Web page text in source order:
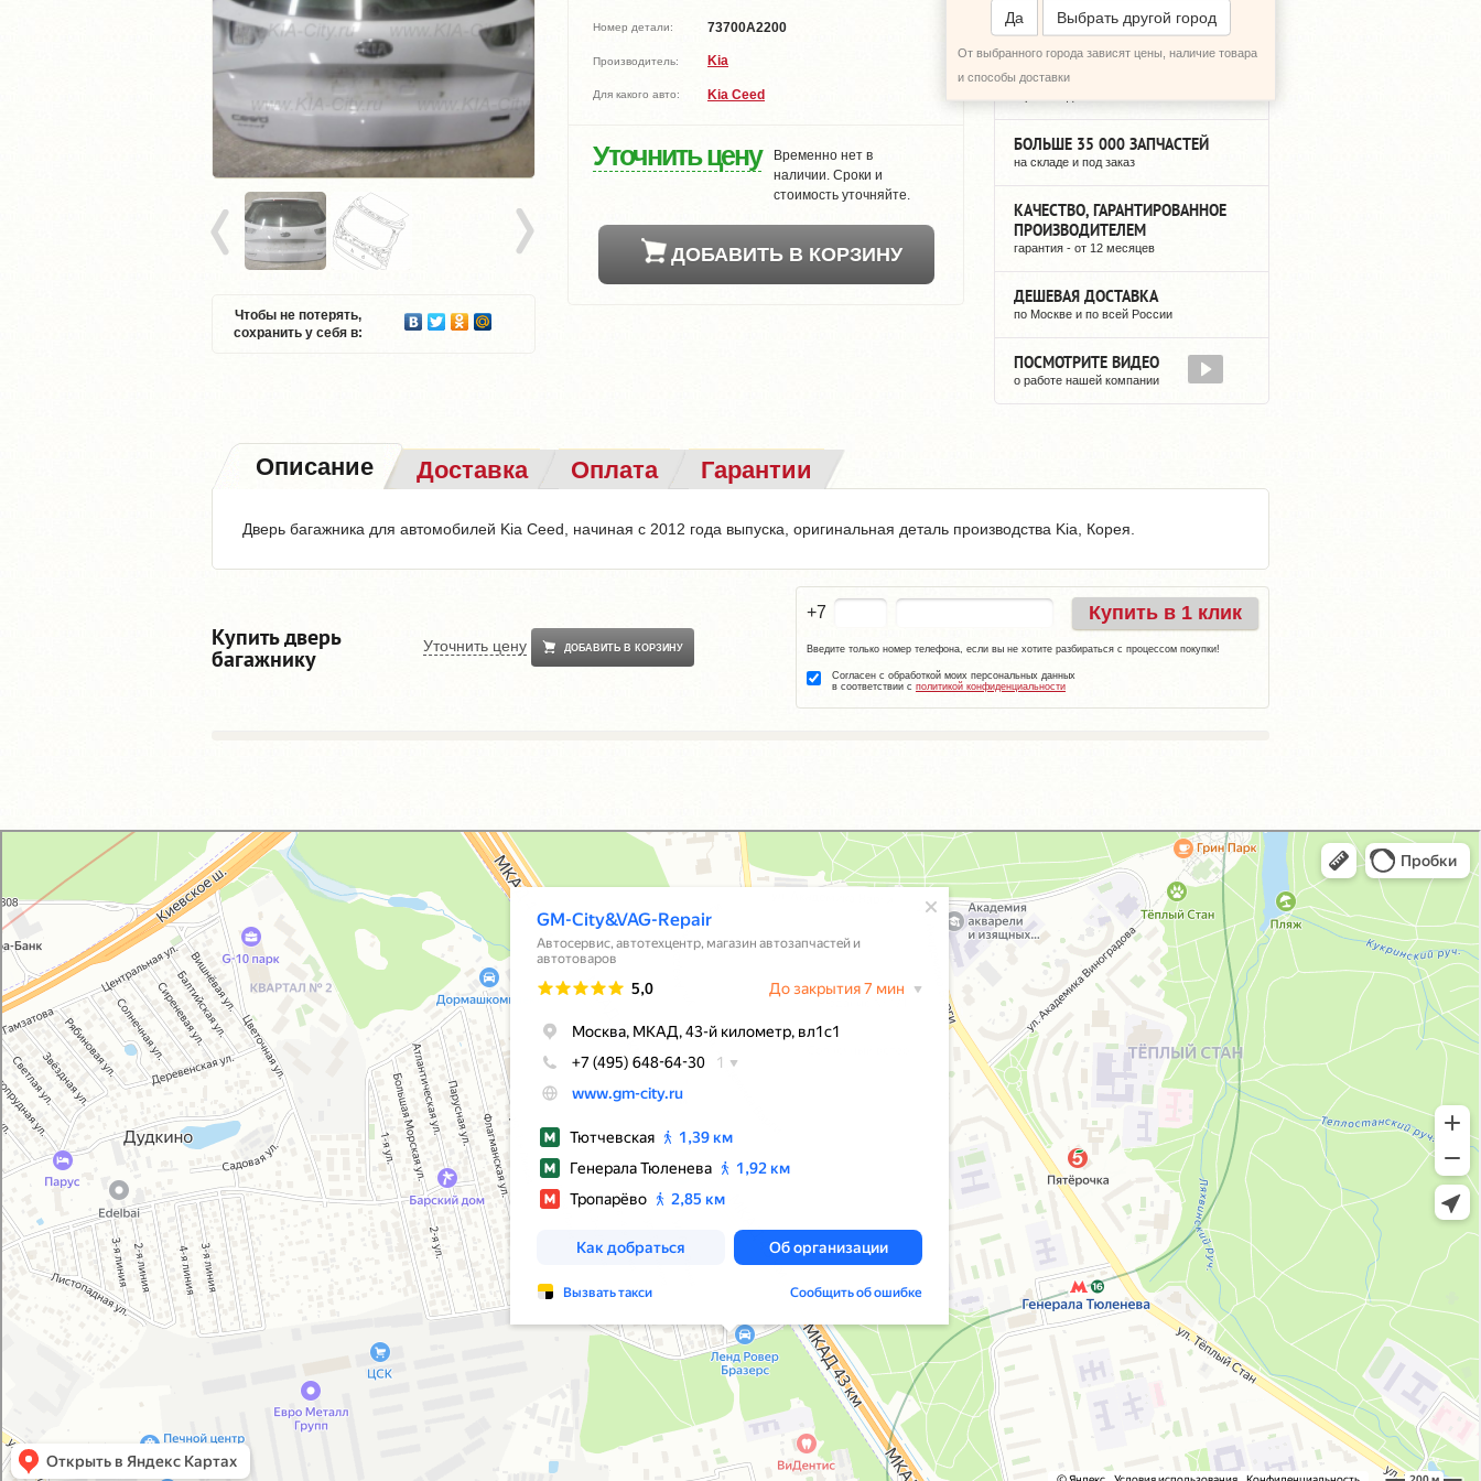
Чтобы не потерять,
сохранить у себя в:
Номер детали: 73700A2200
Производитель: Kia
Для какого авто: Kia Ceed
Уточнить цену
Временно нет в
наличии. Сроки и
стоимость уточняйте.
ДОБАВИТЬ В КОРЗИНУ
Да Выбрать другой город
От выбранного города зависят цены, наличие товара
и способы доставки
ПЕРЕЗВОНИТЬ МНЕ
БОЛЬШЕ 7 ЛЕТ НА РЫНКЕ
БОЛЬШЕ 35 000 ЗАПЧАСТЕЙ
на складе и под заказ
КАЧЕСТВО, ГАРАНТИРОВАННОЕ
ПРОИЗВОДИТЕЛЕМ
гарантия - от 12 месяцев
ДЕШЕВАЯ ДОСТАВКА
по Москве и по всей России
ПОСМОТРИТЕ ВИДЕО
о работе нашей компании
Описание Доставка Оплата Гарантии
Дверь багажника для автомобилей Kia Ceed, начиная с 2012 года выпуска, оригинальная деталь производства Kia, Корея.
Купить дверь
багажнику Уточнить цену ДОБАВИТЬ В КОРЗИНУ
+7 Купить в 1 клик
Введите только номер телефона, если вы не хотите разбираться с процессом покупки!
Согласен с обработкой моих персональных данных
в соответствии с политикой конфиденциальности
GM-City&VAG-Repair
Автосервис, автотехцентр в Москве
Магазин автозапчастей и автотоваров в Москве